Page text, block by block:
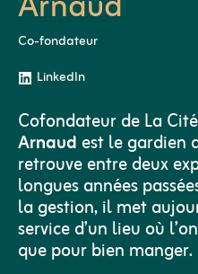
Co-fondateur
LinkedIn
Cofondateur de La
Arnaud est le gardien
retrouve entre deux
longues années
la gestion, il met
service d’un lieu où
que pour bien manger.​